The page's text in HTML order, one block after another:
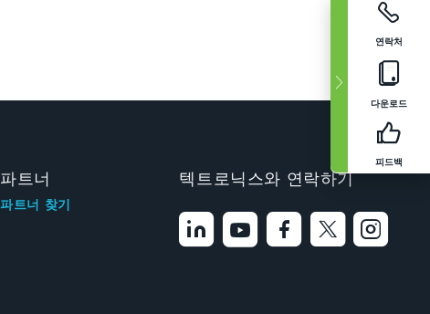
연락처
다운로드
피드백
파트너
파트너 찾기
텍트로닉스와 연락하기